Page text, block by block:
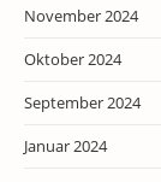
November 2024
Oktober 2024
September 2024
Januar 2024